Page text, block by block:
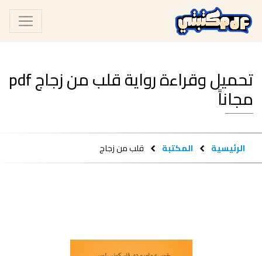
تحميل وقراءة رواية قلب من زجاج pdf
مجاناً
الرئيسية المكتبة قلب من زجاج